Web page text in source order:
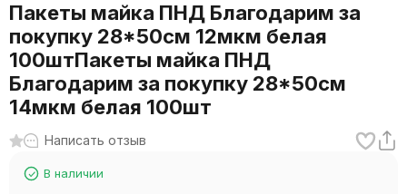
Пакеты майка ПНД Благодарим за
покупку 28*50см 12мкм белая
100штПакеты майка ПНД
Благодарим за покупку 28*50см
14мкм белая 100шт
Написать отзыв
В наличии